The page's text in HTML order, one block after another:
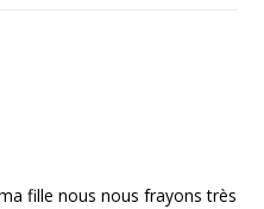
fille nous nous frayons très